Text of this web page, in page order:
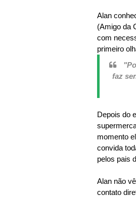
Alan
(Amigo da
com
primeiro
faz
Depois do
momento
convida
pelos pais
Alan não
contato